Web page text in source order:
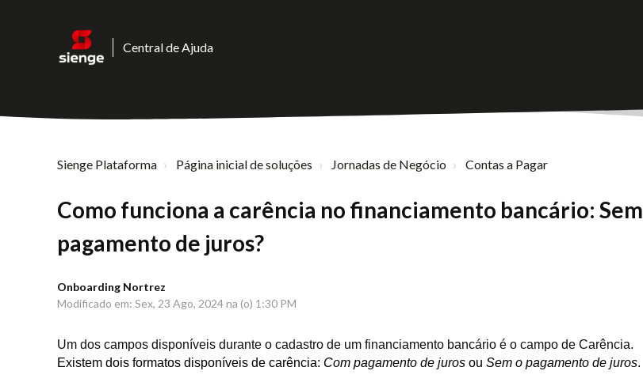
Central de Ajuda
Sienge Plataforma Página inicial de soluções Jornadas de Negócio Contas a Pagar
Como funciona a carência no financiamento bancário: Sem
pagamento de juros?
Onboarding Nortrez
Modificado em: Sex, 23 Ago, 2024 na (o) 1:30 PM
Um dos campos disponíveis durante o cadastro de um financiamento bancário é o campo de Carência.
Existem dois formatos disponíveis de carência: Com pagamento de juros ou Sem o pagamento de juros.